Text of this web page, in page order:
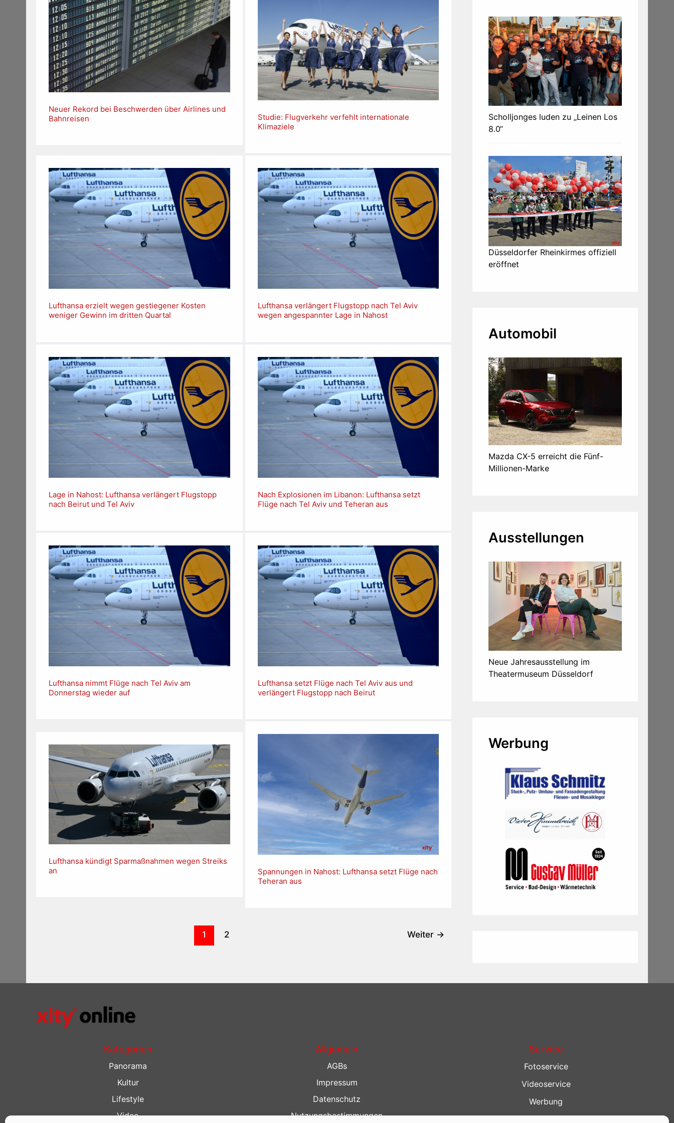
Neuer Rekord bei Beschwerden über Airlines und
Bahnreisen
Studie: Flugverkehr verfehlt internationale
Klimaziele
Lufthansa erzielt wegen gestiegener Kosten
weniger Gewinn im dritten Quartal
Lufthansa verlängert Flugstopp nach Tel Aviv
wegen angespannter Lage in Nahost
Lage in Nahost: Lufthansa verlängert Flugstopp
nach Beirut und Tel Aviv
Nach Explosionen im Libanon: Lufthansa setzt
Flüge nach Tel Aviv und Teheran aus
Lufthansa nimmt Flüge nach Tel Aviv am
Donnerstag wieder auf
Lufthansa setzt Flüge nach Tel Aviv aus und
verlängert Flugstopp nach Beirut
Lufthansa kündigt Sparmaßnahmen wegen Streiks
an
Spannungen in Nahost: Lufthansa setzt Flüge nach
Teheran aus
1 2 Weiter →
Scholljonges luden zu „Leinen Los
8.0“
Düsseldorfer Rheinkirmes offiziell
eröffnet
Automobil
Mazda CX-5 erreicht die Fünf-
Millionen-Marke
Ausstellungen
Neue Jahresausstellung im
Theatermuseum Düsseldorf
Werbung
Kategorien
Panorama
Kultur
Lifestyle
Video
Allgemein
AGBs
Impressum
Datenschutz
Nutzungsbestimmungen
Service
Fotoservice
Videoservice
Werbung